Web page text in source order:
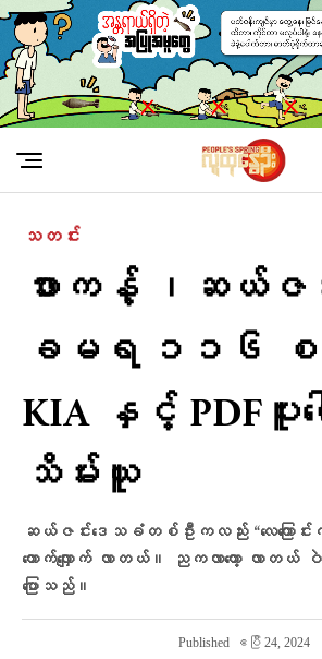
သတင်း
ဖားကန့် ၊ဆယ်ဇ
ခမရ ၁၁၆ စ
KIA နှင့် PDFပူး
သိမ်းယူ
ဆယ်ဇင်းဒေသခံတစ်ဦးကလည်း “လေကြောင်း
တောက်လျှောက် လာတယ်။ ညကလာတော့ လာတယ်
ပြောသည်။
Published ဧပြီ 24, 2024